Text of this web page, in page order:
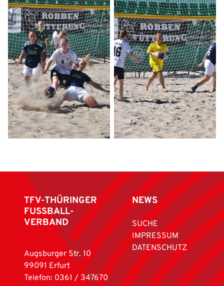
TFV-THÜRINGER
FUSSBALL-
VERBAND
Augsburger Str. 10
99091 Erfurt
Telefon: 0361 / 347670
NEWS
SUCHE
IMPRESSUM
DATENSCHUTZ